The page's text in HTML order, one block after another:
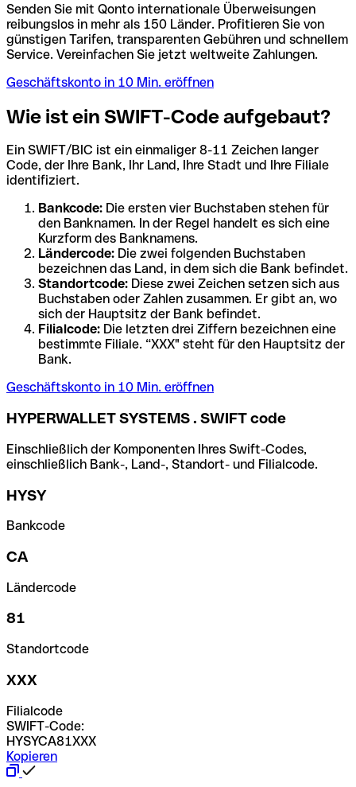
Senden Sie mit Qonto internationale Überweisungen
reibungslos in mehr als 150 Länder. Profitieren Sie von
günstigen Tarifen, transparenten Gebühren und schnellem
Service. Vereinfachen Sie jetzt weltweite Zahlungen.
Geschäftskonto in 10 Min. eröffnen
Wie ist ein SWIFT-Code aufgebaut?
Ein SWIFT/BIC ist ein einmaliger 8-11 Zeichen langer
Code, der Ihre Bank, Ihr Land, Ihre Stadt und Ihre Filiale
identifiziert.
Bankcode: Die ersten vier Buchstaben stehen für
den Banknamen. In der Regel handelt es sich eine
Kurzform des Banknamens.
Ländercode: Die zwei folgenden Buchstaben
bezeichnen das Land, in dem sich die Bank befindet.
Standortcode: Diese zwei Zeichen setzen sich aus
Buchstaben oder Zahlen zusammen. Er gibt an, wo
sich der Hauptsitz der Bank befindet.
Filialcode: Die letzten drei Ziffern bezeichnen eine
bestimmte Filiale. “XXX" steht für den Hauptsitz der
Bank.
Geschäftskonto in 10 Min. eröffnen
HYPERWALLET SYSTEMS . SWIFT code
Einschließlich der Komponenten Ihres Swift-Codes,
einschließlich Bank-, Land-, Standort- und Filialcode.
HYSY
Bankcode
CA
Ländercode
81
Standortcode
XXX
Filialcode
SWIFT-Code:
HYSYCA81XXX
Kopieren